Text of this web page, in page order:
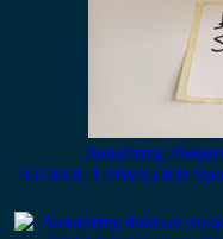
Διακόπτης
937003U120WK) Kia